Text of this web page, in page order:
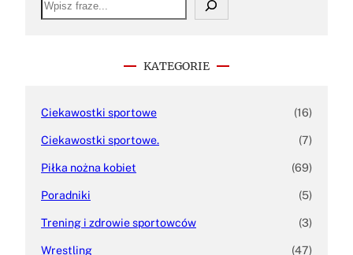
e
a
KATEGORIE
Ciekawostki sportowe (16)
Ciekawostki sportowe. (7)
Piłka nożna kobiet (69)
Poradniki (5)
Trening i zdrowie sportowców (3)
Wrestling (47)